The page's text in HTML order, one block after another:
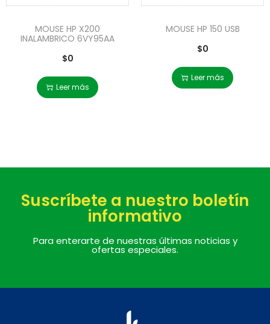
MOUSE HP X200
INALAMBRICO 6VY95AA
$0
Leer más
MOUSE HP 150 USB
$0
Leer más
Suscríbete a nuestro boletín
informativo
Para enterarte de nuestras últimas noticias y
ofertas especiales.